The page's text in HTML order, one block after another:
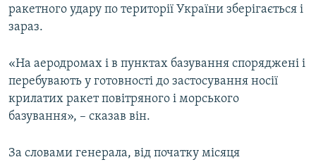
ракетного удару по території України зберігається і
зараз.
«На аеродромах і в пунктах базування споряджені і
перебувають у готовності до застосування носії
крилатих ракет повітряного і морського
базування», – сказав він.
За словами генерала, від початку місяця